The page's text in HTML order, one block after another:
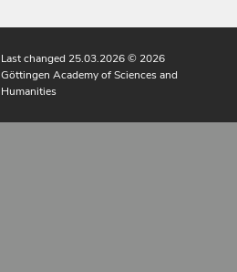
Last changed 25.03.2026© 2026
Göttingen Academy of Sciences and
Humanities